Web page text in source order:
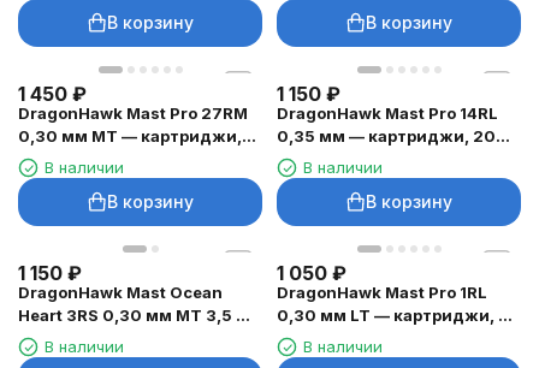
В корзину В корзину
1 450 ₽
DragonHawk Mast Pro 27RM
0,30 мм MT — картриджи,
20 шт.В наличии
В корзину
1 150 ₽
DragonHawk Mast Pro 14RL
0,35 мм — картриджи, 20
шт.В наличии
В корзину
1 150 ₽
DragonHawk Mast Ocean
Heart 3RS 0,30 мм MT 3,5 мм
— картриджи, 20 шт.
В наличии
1 050 ₽
DragonHawk Mast Pro 1RL
0,30 мм LT — картриджи, 20
шт.В наличии